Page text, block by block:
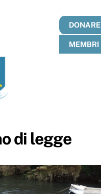
DONARE
MEMBRI
di legge